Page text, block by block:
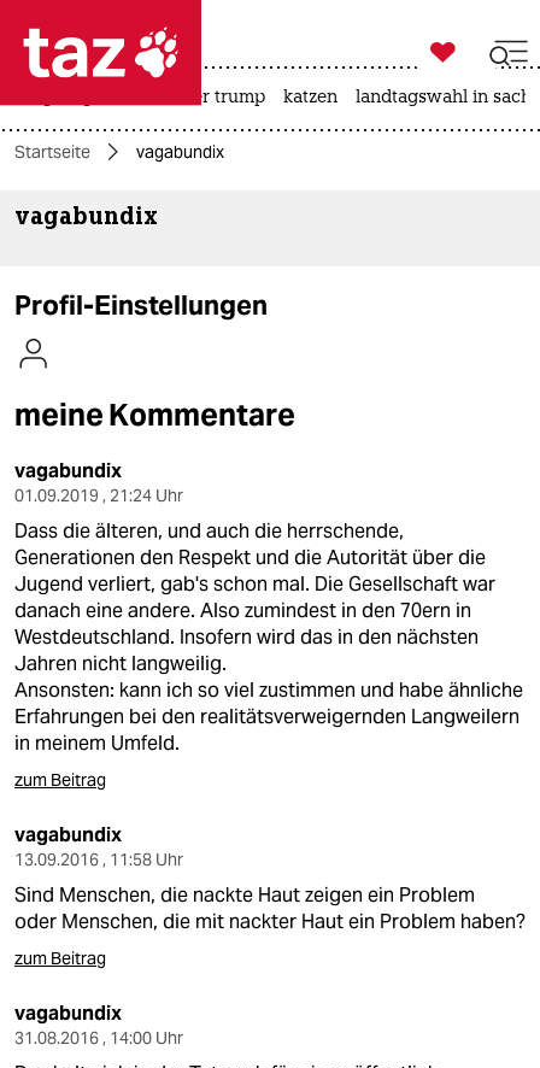
 taz zahl ich
taz zahl ich
themen
kultur
sport
berlin
nord
wahrheit
verlag
verlag
shop
fragen & hilfe
genossenschaft

taz zahl ich
usa unter trump katzen landtagswahl in
Startseite vagabundix
vagabundix
Profil-Einstellungen
meine Kommentare
vagabundix
01.09.2019 , 21:24 Uhr
Dass die älteren, und auch die herrschende,
Generationen den Respekt und die Autorität über die
Jugend verliert, gab's schon mal. Die Gesellschaft war
danach eine andere. Also zumindest in den 70ern in
Westdeutschland. Insofern wird das in den nächsten
Jahren nicht langweilig.
Ansonsten: kann ich so viel zustimmen und habe ähnliche
Erfahrungen bei den realitätsverweigernden Langweilern
in meinem Umfeld.
zum Beitrag
vagabundix
13.09.2016 , 11:58 Uhr
Sind Menschen, die nackte Haut zeigen ein Problem
oder Menschen, die mit nackter Haut ein Problem haben?
zum Beitrag
vagabundix
31.08.2016 , 14:00 Uhr